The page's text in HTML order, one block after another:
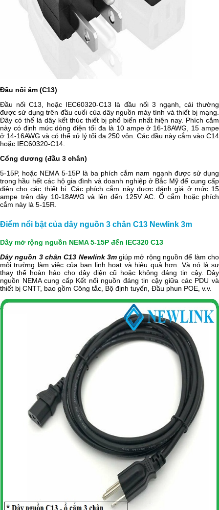
Đầu nối âm (C13)
Đầu nối C13, hoặc IEC60320-C13 là đầu nối 3 ngạnh, cái thường
được sử dụng trên đầu cuối của dây nguồn máy tính và thiết bị mạng.
Đây có thể là dây kết thúc thiết bị phổ biến nhất hiện nay. Phích cắm
này có định mức dòng điện tối đa là 10 ampe ở 16-18AWG, 15 ampe
ở 14-16AWG và có thể xử lý tối đa 250 vôn. Các đầu này cắm vào C14
hoặc IEC60320-C14.
Cổng dương (đầu 3 chân)
5-15P, hoặc NEMA 5-15P là ba phích cắm nam ngạnh được sử dụng
trong hầu hết các hộ gia đình và doanh nghiệp ở Bắc Mỹ để cung cấp
điện cho các thiết bị. Các phích cắm này được đánh giá ở mức 15
ampe trên dây 10-18AWG và lên đến 125V AC. Ổ cắm hoặc phích
cắm này là 5-15R.
Điểm nổi bật của dây nguồn 3 chân C13 Newlink 3m
Dây mở rộng nguồn NEMA 5-15P đến IEC320 C13
Dây nguồn 3 chân C13 Newlink 3mgiúp mở rộng nguồn để làm cho
môi trường làm việc của bạn linh hoạt và hiệu quả hơn. Và nó là sự
thay thế hoàn hảo cho dây điện cũ hoặc không đáng tin cậy. Dây
nguồn NEMA cung cấp Kết nối nguồn đáng tin cậy giữa các PDU và
thiết bị CNTT, bao gồm Công tắc, Bộ định tuyến, Đầu phun POE, v.v.